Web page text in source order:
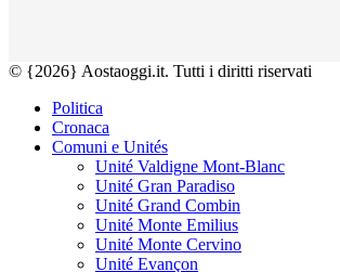
© {2026} Aostaoggi.it. Tutti i diritti riservati
Politica
Cronaca
Comuni e Unités
Unité Valdigne Mont-Blanc
Unité Gran Paradiso
Unité Grand Combin
Unité Monte Emilius
Unité Monte Cervino
Unité Evançon